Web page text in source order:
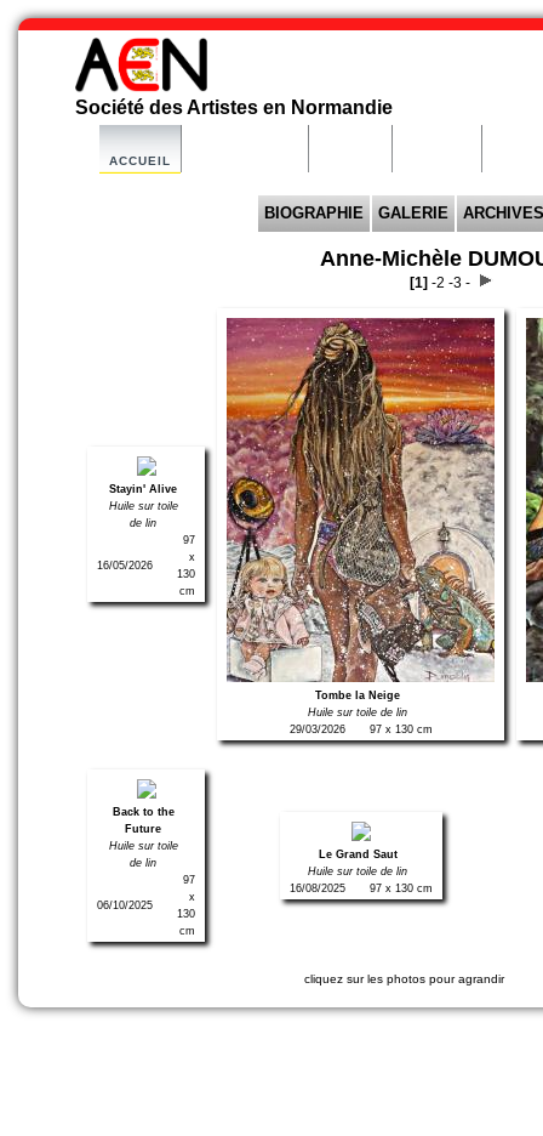
Société des Artistes en Normandie
ACCUEIL
BIOGRAPHIE GALERIE ARCHIVES
Anne-Michèle
[1] -2 -3 -
Stayin' Alive
Huile sur toile
de lin
16/05/2026
97
x
130
cm
Tombe la Neige
Huile sur toile de lin
29/03/2026
97 x 130 cm
Back to the
Future
Huile sur toile
de lin
06/10/2025
97
x
130
cm
Le Grand Saut
Huile sur toile de lin
16/08/2025
97 x 130 cm
cliquez sur les photos pour agrandir